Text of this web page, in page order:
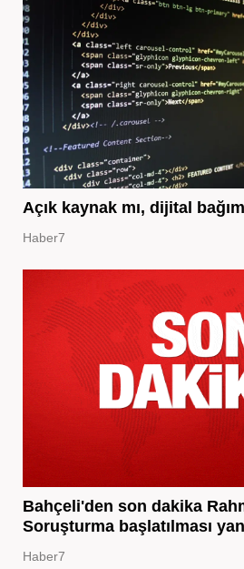
Açık kaynak mı, dijital
Haber7
Bahçeli'den son dakika
Soruşturma başlatılması
Haber7